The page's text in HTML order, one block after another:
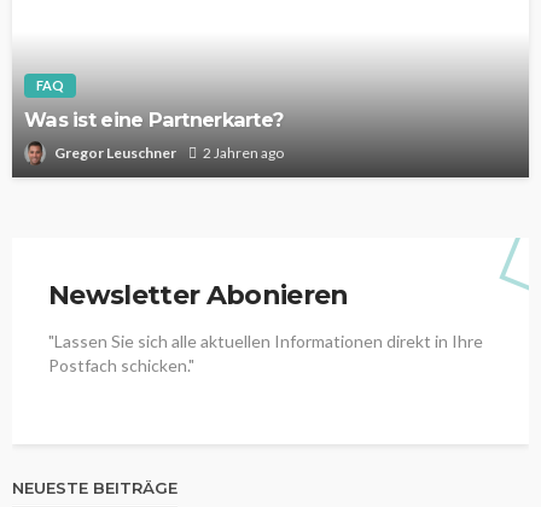
FAQ
Was ist eine Partnerkarte?
Gregor Leuschner 2 Jahren ago
Newsletter Abonieren
"Lassen Sie sich alle aktuellen Informationen direkt in Ihre
Postfach schicken."
NEUESTE BEITRÄGE